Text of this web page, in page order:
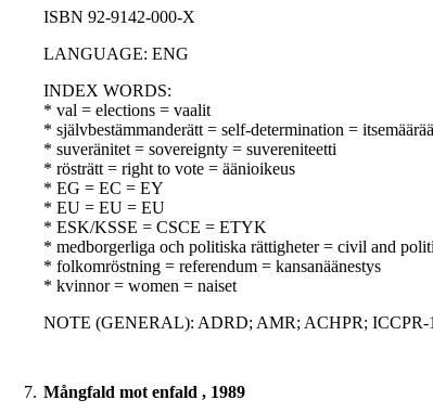
ISBN 92-9142-000-X
LANGUAGE: ENG
INDEX WORDS:
* val = elections = vaalit
* självbestämmanderätt = self-determination =
* suveränitet = sovereignty = suvereniteetti
* rösträtt = right to vote = äänioikeus
* EG = EC = EY
* EU = EU = EU
* ESK/KSSE = CSCE = ETYK
* medborgerliga och politiska rättigheter = civil and
* folkomröstning = referendum = kansanäänestys
* kvinnor = women = naiset
NOTE (GENERAL): ADRD; AMR; ACHPR; ICCPR-
7. Mångfald mot enfald , 1989